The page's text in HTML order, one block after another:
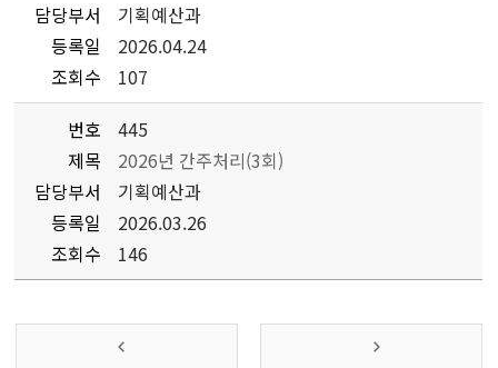
담당부서
기획예산과
등록일
2026.04.24
조회수
107
번호
445
제목
2026년 간주처리(3회)
담당부서
기획예산과
등록일
2026.03.26
조회수
146